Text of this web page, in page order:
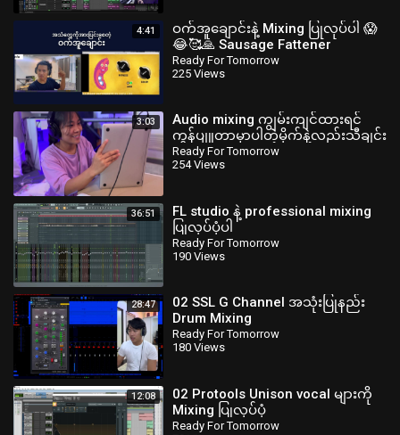
4:41
ဝက်အူချောင်းနဲ့ Mixing ပြုလုပ်ပါ 😱
😂🥰🙏 Sausage Fattener
,readyfortomorrowmyanmar
Ready For Tomorrow
225 Views
3:03
Audio mixing ကျွမ်းကျင်ထားရင်
ကွန်ပျူတာမှာပါတဲ့မိုက်နဲ့လည်းသီချင်း
အဆိုသံကောင်းနိုင်တယ်
@bartists.info
Ready For Tomorrow
254 Views
36:51
FL studio နဲ့ professional mixing
ပြုလုပ်ပုံပါ
Ready For Tomorrow
190 Views
28:47
02 SSL G Channel အသုံးပြုနည်း
Drum Mixing
Ready For Tomorrow
180 Views
12:08
02 Protools Unison vocal များကို
Mixing ပြုလုပ်ပုံ
Ready For Tomorrow